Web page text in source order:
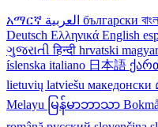
አማርኛ български
Deutsch Ελληνικά English
ગુજરાતીहिन्दी hrvatski
íslenska italiano 日本語
lietuvių latviešu македонски
Melayu မြန်မာဘာသာ